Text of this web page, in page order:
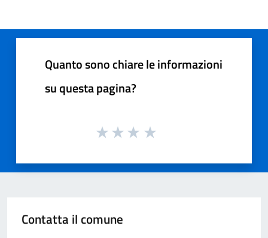
Quanto sono chiare le informazioni
su questa pagina?
Contatta il comune